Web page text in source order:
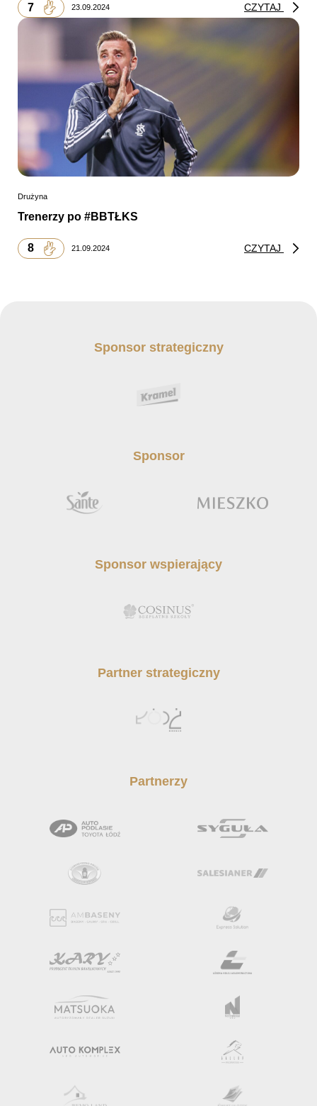
7 23.09.2024 CZYTAJ
Drużyna
Trenerzy po #BBTŁKS
8 21.09.2024 CZYTAJ
Sponsor strategiczny
Sponsor
Sponsor wspierający
Partner strategiczny
Partnerzy